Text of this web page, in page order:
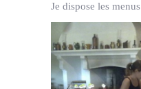
Je dispose les